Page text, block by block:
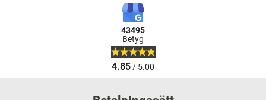
43495
Betyg
4.85/ 5.00